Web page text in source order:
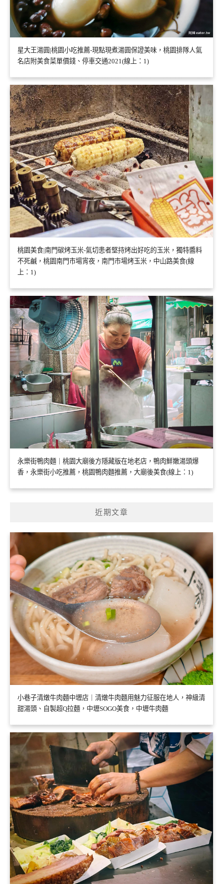
星大王湯圓|桃園小吃推薦-現點現煮湯圓保證美味，桃園排隊人氣
名店附美食菜單價錢、停車交通2021(線上：1)
桃園美食|南門碳烤玉米-氣切患者堅持烤出好吃的玉米，獨特醬料
不死鹹，桃園南門市場宵夜，南門市場烤玉米，中山路美食(線
上：1)
永樂街鴨肉麵｜桃園大廟後方隱藏版在地老店，鴨肉鮮嫩湯頭爆
香，永樂街小吃推薦，桃園鴨肉麵推薦，大廟後美食(線上：1)
近期文章
小巷子清燉牛肉麵中壢店｜清燉牛肉麵用魅力征服在地人，神級清
甜湯頭、自製超Q拉麵，中壢SOGO美食，中壢牛肉麵